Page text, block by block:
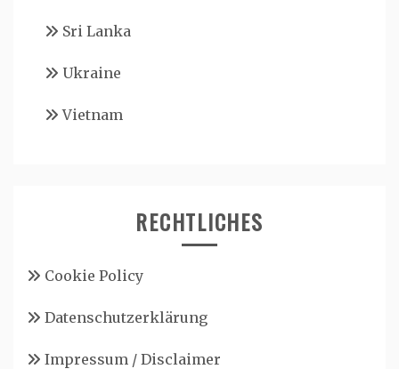
Sri Lanka
Ukraine
Vietnam
RECHTLICHES
Cookie Policy
Datenschutzerklärung
Impressum / Disclaimer